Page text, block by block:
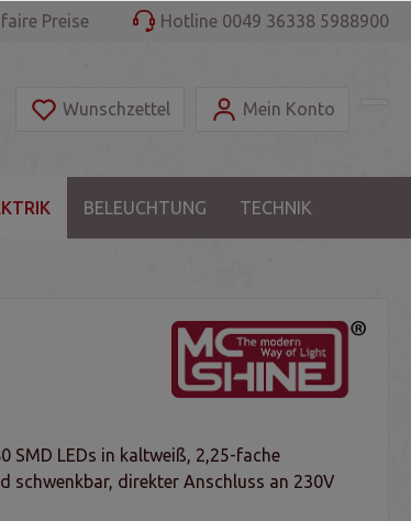
Preise Hotline 0049 36338 5988900
Wunschzettel Mein Konto
BELEUCHTUNG TECHNIK
SMD LEDs in kaltweiß, 2,25-fache
schwenkbar, direkter Anschluss an 230V